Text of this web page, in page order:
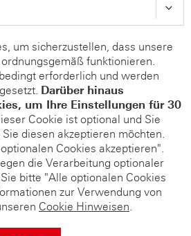
um sicherzustellen, dass unsere
funktionieren.
erforderlich und werden
Darüber hinaus
um Ihre Einstellungen für 30
Cookie ist optional und Sie
diesen akzeptieren möchten.
Cookies akzeptieren".
die Verarbeitung optionaler
bitte "Alle optionalen Cookies
zur Verwendung von
Cookie Hinweisen.